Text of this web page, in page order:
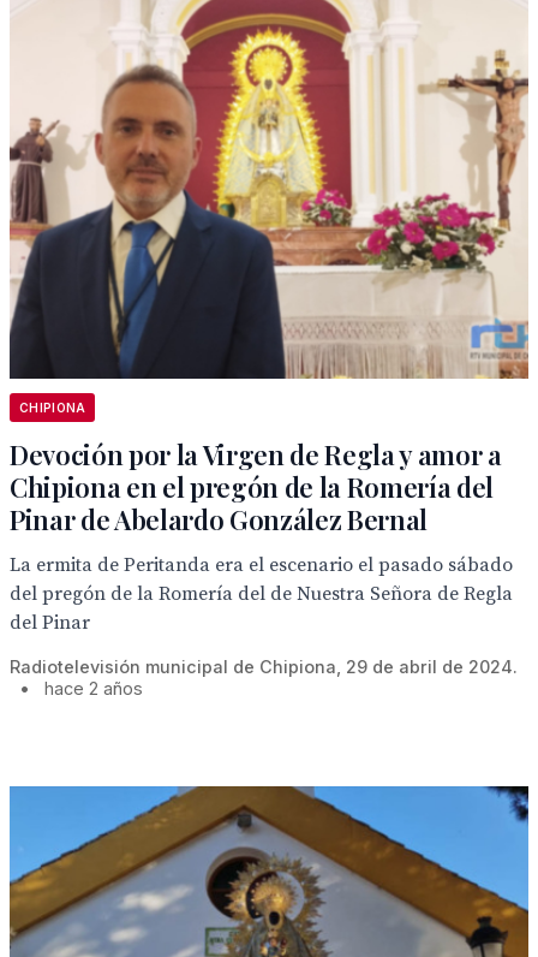
CHIPIONA
Devoción por la Virgen de Regla y amor a
Chipiona en el pregón de la Romería del
Pinar de Abelardo González Bernal
La ermita de Peritanda era el escenario el pasado sábado
del pregón de la Romería del de Nuestra Señora de Regla
del Pinar
Radiotelevisión municipal de Chipiona, 29 de abril de 2024.
•
hace 2 años